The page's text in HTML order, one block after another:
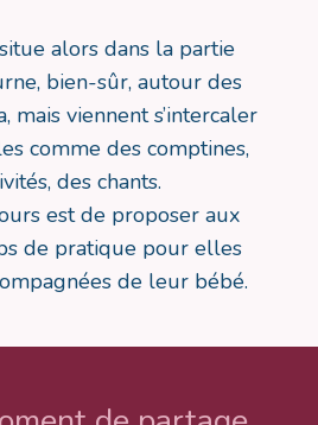
alors dans la partie
bien-sûr, autour des
mais viennent s’intercaler
comme des comptines,
des chants.
est de proposer aux
de pratique pour elles
de leur bébé.